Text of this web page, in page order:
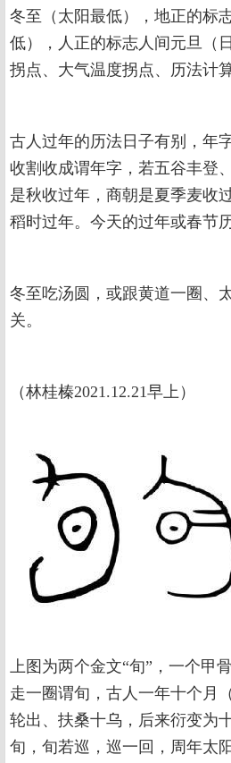
冬至（太阳最低），地正的标
低），人正的标志人间元旦（
拐点、大气温度拐点、历法计
古人过年的历法日子有别，年
收割收成谓年字，若五谷丰登
是秋收过年，商朝是夏季麦收
稻时过年。今天的过年或春节
冬至吃汤圆，或跟黄道一圈、
关。
（林桂榛2021.12.21早上）
上图为两个金文“旬”，一个甲
走一圈谓旬，古人一年十个月
轮出、扶桑十乌，后来衍变为
旬，旬若巡，巡一回，周年太